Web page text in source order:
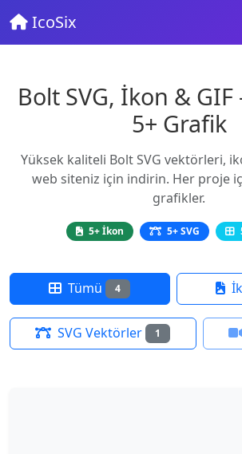
IcoSix
Bolt SVG, İkon & GIF
5+ Grafik
Yüksek kaliteli Bolt SVG vektörleri,
web siteniz için indirin. Her proje
grafikler.
5+ İkon 5+ SVG
Tümü 4
SVG Vektörler 1